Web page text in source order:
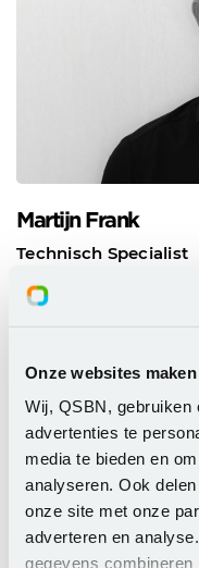
Onze websites
Wij, QSBN, gebruiken
advertenties te
media te bieden en
analyseren. Ook
onze site met onze
adverteren en
gegevens
Martijn Frank
Technisch Specialist
Expertise
: Microsoft,
Plan een afspraak
Neem contact met